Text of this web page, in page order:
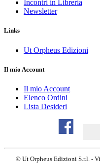
Incontri in Libreria
Newsletter
Links
Ut Orpheus Edizioni
Il mio Account
Il mio Account
Elenco Ordini
Lista Desideri
© Ut Orpheus Edizioni S.r.l. -